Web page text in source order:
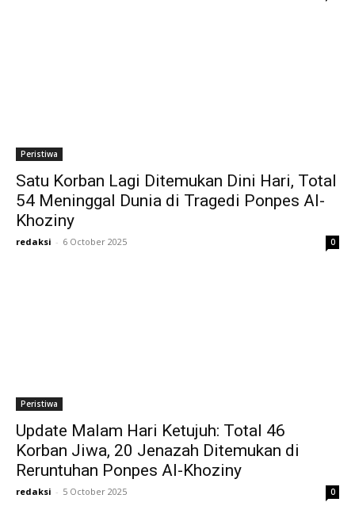
Peristiwa
Satu Korban Lagi Ditemukan Dini Hari, Total
54 Meninggal Dunia di Tragedi Ponpes Al-
Khoziny
redaksi - 6 October 2025 0
Peristiwa
Update Malam Hari Ketujuh: Total 46
Korban Jiwa, 20 Jenazah Ditemukan di
Reruntuhan Ponpes Al-Khoziny
redaksi - 5 October 2025 0